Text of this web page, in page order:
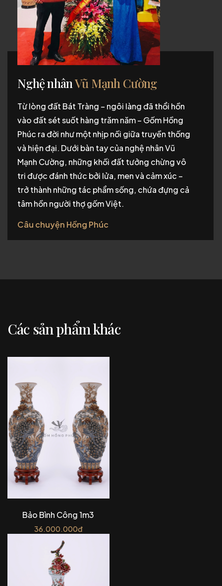
Nghệ nhânVũ Mạnh Cường
Từ lòng đất Bát Tràng – ngôi làng đã thổi hồn
vào đất sét suốt hàng trăm năm – Gốm Hồng
Phúc ra đời như một nhịp nối giữa truyền thống
và hiện đại. Dưới bàn tay của nghệ nhân Vũ
Mạnh Cường, những khối đất tưởng chừng vô
tri được đánh thức bởi lửa, men và cảm xúc –
trở thành những tác phẩm sống, chứa đựng cả
tâm hồn người thợ gốm Việt.
Câu chuyện Hồng Phúc
Các sản phẩm khác
Bảo Bình Công 1m3
36.000.000đ